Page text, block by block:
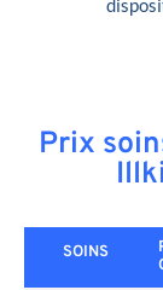
Prix
SOINS